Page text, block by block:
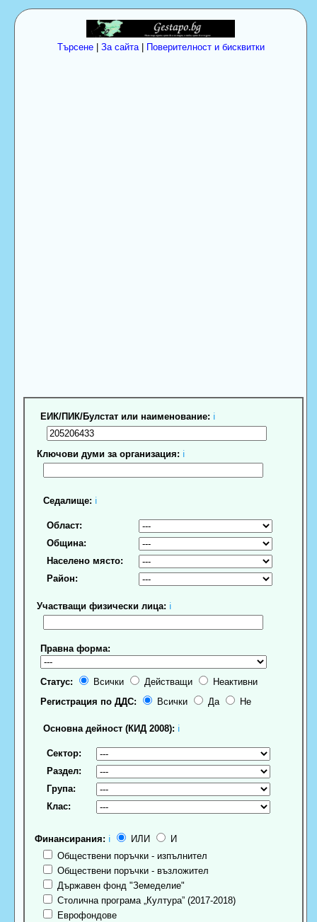
Търсене| За сайта| Поверителност и бисквитки
ЕИК/ПИК/Булстат или наименование: ℹ
Ключови думи за организация: ℹ
Седалище: ℹ
Област:
Община:
Населено място:
Район:
Участващи физически лица: ℹ
Правна форма:
Статус: Всички Действащи
Неактивни
Регистрация по ДДС:
Всички Да Не
Основна дейност (КИД 2008): ℹ
Сектор:
Раздел:
Група:
Клас:
Финансирания: ℹ ИЛИ
И
Обществени поръчки - изпълнител
Обществени поръчки - възложител
Държавен фонд "Земеделие"
Столична програма „Култура” (2017-2018)
Еврофондове